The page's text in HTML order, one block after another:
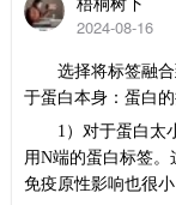
2024-08-16
选择将标签融
于蛋白本身：蛋白
1） 对于蛋白太
用N端的蛋白标签。
免疫原性影响也很